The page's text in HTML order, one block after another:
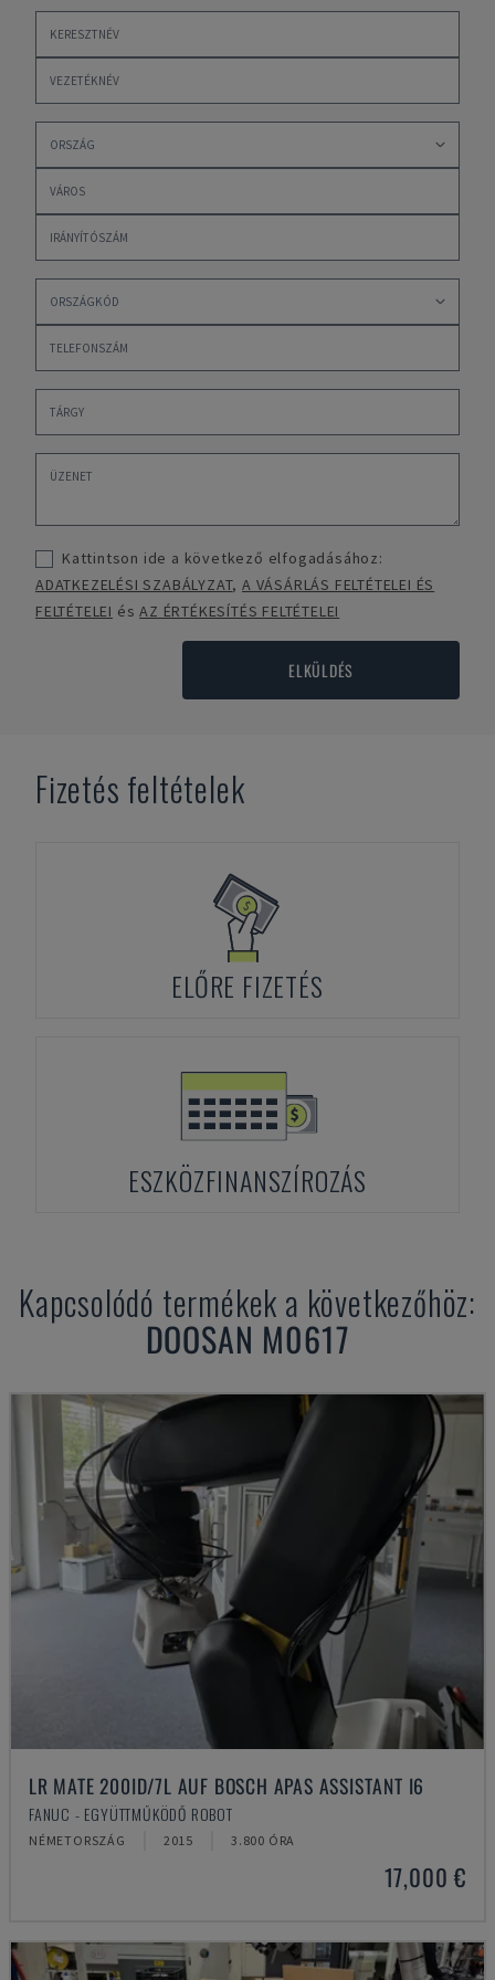
Kattintson ide a következő elfogadásához:
ADATKEZELÉSI SZABÁLYZAT,A VÁSÁRLÁS FELTÉTELEI ÉS
FELTÉTELEI ésAZ ÉRTÉKESÍTÉS FELTÉTELEI
ELKÜLDÉS
Fizetés feltételek
ELŐRE FIZETÉS
ESZKÖZFINANSZÍROZÁS
Kapcsolódó termékek a következőhöz:
DOOSAN M0617
LR MATE 200ID/7L AUF BOSCH APAS ASSISTANT I6
FANUC - EGYÜTTMŰKÖDŐ ROBOT
NÉMETORSZÁG 2015 3.800 ÓRA
17,000 €